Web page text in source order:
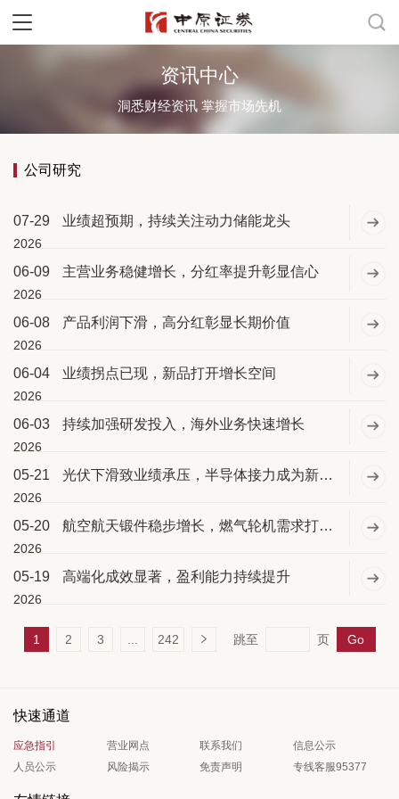
资讯中心
洞悉财经资讯 掌握市场先机
公司研究
07-29
2026
业绩超预期，持续关注动力储能龙头
06-09
2026
主营业务稳健增长，分红率提升彰显信心
06-08
2026
产品利润下滑，高分红彰显长期价值
06-04
2026
业绩拐点已现，新品打开增长空间
06-03
2026
持续加强研发投入，海外业务快速增长
05-21
2026
光伏下滑致业绩承压，半导体接力成为新增长极
05-20
2026
航空航天锻件稳步增长，燃气轮机需求打开成长空间
05-19
2026
高端化成效显著，盈利能力持续提升
1 2 3 242 跳至 页 Go
快速通道
应急指引 营业网点 联系我们
信息公示
人员公示
风险揭示 免责声明 专线客服95377